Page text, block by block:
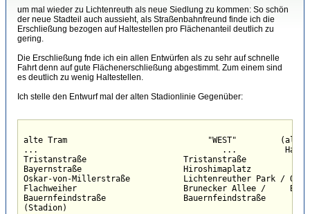
um mal wieder zu Lichtenreuth als neue Siedlung zu kommen: So schön
der neue Stadteil auch aussieht, als Straßenbahnfreund finde ich die
Erschließung bezogen auf Haltestellen pro Flächenanteil deutlich zu
gering.
Die Erschließung fnde ich ein allen Entwürfen als zu sehr auf schnelle
Fahrt denn auf gute Flächenerschließung abgestimmt. Zum einem sind
es deutlich zu wenig Haltestellen.
Ich stelle den Entwurf mal der alten Stadionlinie Gegenüber:
alte Tram                             "WEST"
...                                      ...
Tristanstraße                    Tristanstraße
Bayernstraße                     Hiroshimaplatz
Oskar-von-Millerstraße           Lichtenreuther Park /
Flachweiher                      Brunecker Allee /
Bauernfeindstraße                Bauernfeindstraße
(Stadion)